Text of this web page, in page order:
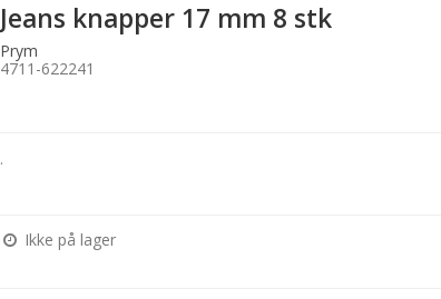
Jeans knapper 17 mm 8 stk
Prym
4711-622241
.
Ikke på lager